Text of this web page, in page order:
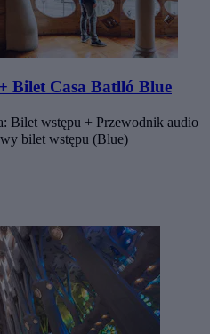
Bilet Casa Batlló Blue
Bilet wstępu + Przewodnik audio
bilet wstępu (Blue)